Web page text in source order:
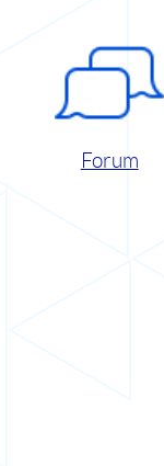
Forum